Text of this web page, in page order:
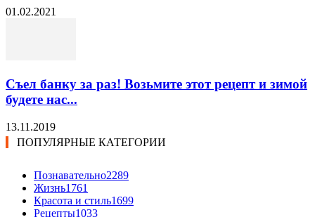
01.02.2021
Съел банку за раз! Возьмите этот рецепт и зимой
будете нас...
13.11.2019
ПОПУЛЯРНЫЕ КАТЕГОРИИ
Познавательно2289
Жизнь1761
Красота и стиль1699
Рецепты1033